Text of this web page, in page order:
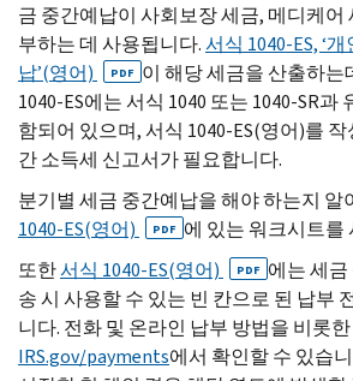
금 중간예납이 사회보장 세금, 메디케어
부하는 데 사용됩니다.서식 1040-ES,‘
납’(영어)
PDF 이 해당 세금을 산출하는
1040-ES에는 서식 1040 또는 1040-SR과
함되어 있으며, 서식 1040-ES(영어)를 작
간 소득세 신고서가 필요합니다.
분기별 세금 중간예납을 해야 하는지 알
1040-ES(영어) PDF 에 있는 워크시트를
또한서식 1040-ES(영어) PDF 에는 세
송 시 사용할 수 있는 빈 칸으로 된 납부
니다. 전화 및 온라인 납부 방법을 비롯
IRS.gov/payments에서 확인할 수 있습